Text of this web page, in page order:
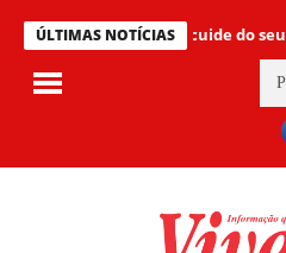
ÚLTIMAS NOTÍCIAS
Mamãe, cuide do seu sorriso!